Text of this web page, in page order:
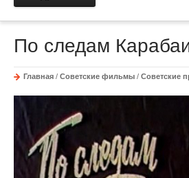
По следам
Главная / Советские фильмы / Советские